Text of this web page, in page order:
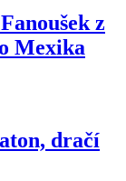
z
Mexika
dračí